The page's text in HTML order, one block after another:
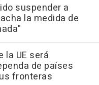
suspender a
la medida de
la UE será
de países
fronteras